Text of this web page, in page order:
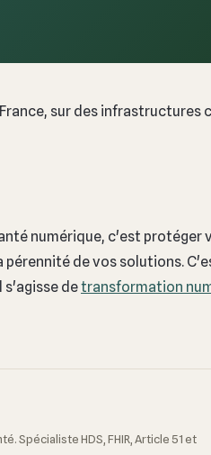
sur des infrastructures
numérique, c'est protéger
pérennité de vos solutions.
s'agisse detransformation
Spécialiste HDS, FHIR, Article 51 et